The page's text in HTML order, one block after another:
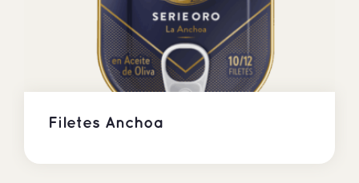
Filetes Anchoa